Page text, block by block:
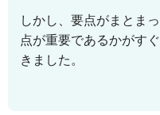
しかし、要点がまとま
点が重要であるかがす
きました。